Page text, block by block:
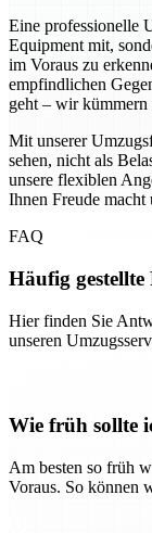
Eine professionelle
Equipment mit,
im Voraus zu
empfindlichen
geht – wir kümmern
Mit unserer
sehen, nicht als
unsere flexiblen
Ihnen Freude macht
FAQ
Häufig gestellte
Hier finden Sie
unseren
Wie früh sollte
Am besten so früh
Voraus. So können